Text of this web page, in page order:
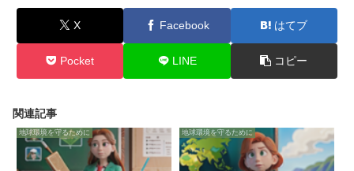
X Facebook はてブ
Pocket LINE コピー
関連記事
地球環境を守るために 地球環境を守るために